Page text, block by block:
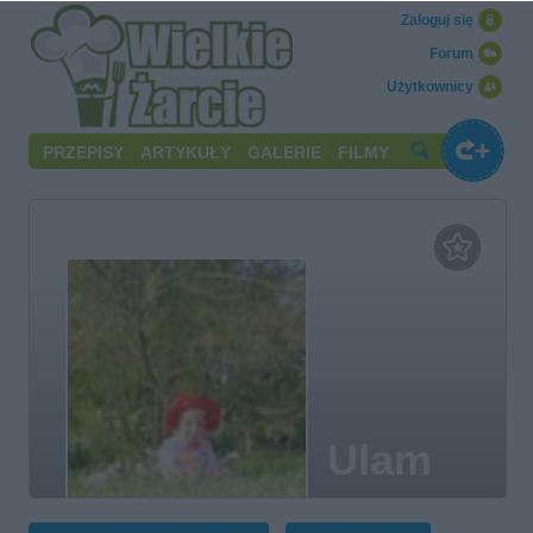
Użytkownicy
Forum
Zaloguj się
PRZEPISY ARTYKUŁY GALERIE FILMY